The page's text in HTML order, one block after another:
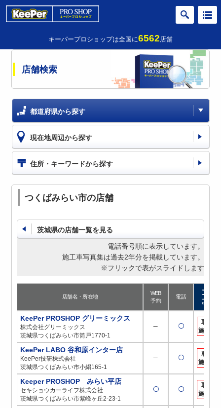
キーパープロショップは全国に6562店舗
店舗検索
都道府県から探す
現在地周辺から探す
住所・キーワードから探す
つくばみらい市の店舗
茨城県の店舗一覧を見る
電話番号順に表示しています。
施工車写真集は過去2年分を掲載しています。
※フリックで表がスライドします
店舗名・所在地
WEB
予約
電話
KeePer PROSHOP グリーミックス
株式会社グリーミックス
茨城県つくばみらい市筒戸1770-1
─ 〇
取扱
施工店
KeePer LABO 谷和原インター店
KeePer技研株式会社
茨城県つくばみらい市小絹165-1
─ 〇
取扱
施工店
Keeper PROSHOP みらい平店
セキショウカーライフ株式会社
茨城県つくばみらい市紫峰ヶ丘2-23-1
〇 〇
取扱
施工店